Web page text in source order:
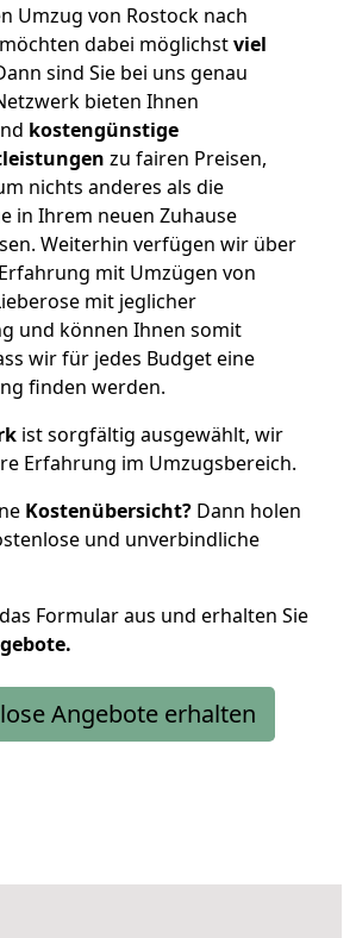
Umzug von Rostock nach
dabei möglichstviel
sind Sie bei uns genau
bieten Ihnen
kostengünstige
zu fairen Preisen,
nichts anderes als die
in Ihrem neuen Zuhause
Weiterhin verfügen wir über
mit Umzügen von
mit jeglicher
und können Ihnen somit
wir für jedes Budget eine
finden werden.
ist sorgfältig ausgewählt, wir
Erfahrung im Umzugsbereich.
Kostenübersicht? Dann holen
und unverbindliche
Formular aus und erhalten Sie
Angebote erhalten